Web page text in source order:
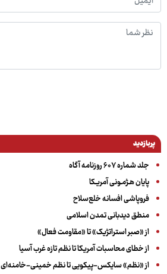
پربازدید
جلد شماره ۶۰۷ روزنامه آگاه
پایان هـژمـونی آمریـکا
فروپاشی افسانه خلع‌سلاح
منطق دیدبانی تمدن اسلامی
از «صبر استراتژیک» تا «مقاومت فعال»
از خطای محاسبات آمریکا تا نظم تازه غرب آسیا
از «نظم» سایکس-پیکویی تا نظم خمینی-خامنه‌ای